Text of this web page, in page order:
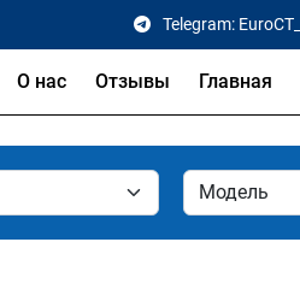
Telegram:
О нас Отзывы Главная